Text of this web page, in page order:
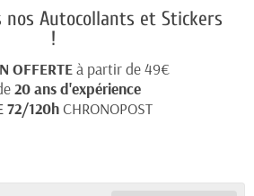
nos Autocollants et Stickers
!
OFFERTEà partir de 49€
20ans d'expérience
72/120hCHRONOPOST